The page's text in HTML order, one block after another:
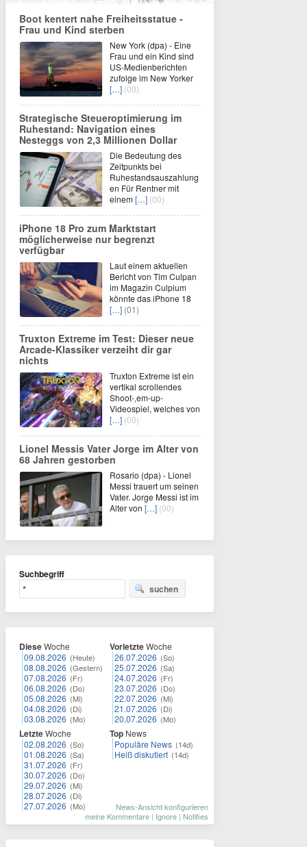
Boot kentert nahe Freiheitsstatue -
Frau und Kind sterben
New York (dpa) - Eine
Frau und ein Kind sind
US-Medienberichten
zufolge im New Yorker
[…] (00)
Strategische Steueroptimierung im
Ruhestand: Navigation eines
Nesteggs von 2,3 Millionen Dollar
Die Bedeutung des
Zeitpunkts bei
Ruhestandsauszahlung
en Für Rentner mit
einem[…] (00)
iPhone 18 Pro zum Marktstart
möglicherweise nur begrenzt
verfügbar
Laut einem aktuellen
Bericht von Tim Culpan
im Magazin Culpium
könnte das iPhone 18
[…] (01)
Truxton Extreme im Test: Dieser neue
Arcade-Klassiker verzeiht dir gar
nichts
Truxton Extreme ist ein
vertikal scrollendes
Shoot-‚em-up-
Videospiel, welches von
[…] (00)
Lionel Messis Vater Jorge im Alter von
68 Jahren gestorben
Rosario (dpa) - Lionel
Messi trauert um seinen
Vater. Jorge Messi ist im
Alter von […] (00)
Suchbegriff
suchen
DieseWoche
09.08.2026 (Heute)
08.08.2026 (Gestern)
07.08.2026 (Fr)
06.08.2026 (Do)
05.08.2026 (Mi)
04.08.2026 (Di)
03.08.2026 (Mo)
LetzteWoche
02.08.2026 (So)
01.08.2026 (Sa)
31.07.2026 (Fr)
30.07.2026 (Do)
29.07.2026 (Mi)
28.07.2026 (Di)
27.07.2026 (Mo)
VorletzteWoche
26.07.2026 (So)
25.07.2026 (Sa)
24.07.2026 (Fr)
23.07.2026 (Do)
22.07.2026 (Mi)
21.07.2026 (Di)
20.07.2026 (Mo)
Top News
Populäre News (14d)
Heiß diskutiert (14d)
News-Ansicht konfigurieren
meine Kommentare | Ignore | Notifies